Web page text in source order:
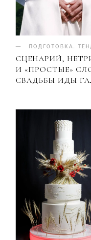
ПОДГОТОВКА
СЦЕНАРИЙ,
И «ПРОСТЫЕ»
СВАДЬБЫ ИДЫ